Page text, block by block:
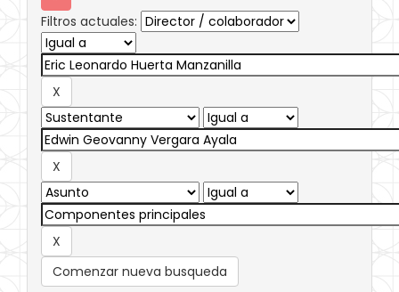
Filtros actuales:
Comenzar nueva busqueda